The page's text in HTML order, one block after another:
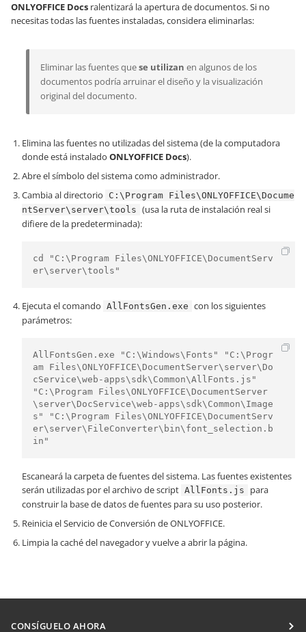
ONLYOFFICE Docs ralentizará la apertura de documentos. Si no
necesitas todas las fuentes instaladas, considera eliminarlas:
Eliminar las fuentes quese utilizan en algunos de los
documentos podría arruinar el diseño y la visualización
original del documento.
Elimina las fuentes no utilizadas del sistema (de la computadora
donde está instalado ONLYOFFICE Docs).
Abre el símbolo del sistema como administrador.
Cambia al directorio
C:\Program Files\ONLYOFFICE\Docume
ntServer\server\tools (usa la ruta de instalación real si
difiere de la predeterminada):
cd "C:\Program Files\ONLYOFFICE\DocumentServ
er\server\tools"
Ejecuta el comando AllFontsGen.exe con los siguientes
parámetros:
AllFontsGen.exe "C:\Windows\Fonts" "C:\Progr
am Files\ONLYOFFICE\DocumentServer\server\Do
cService\web-apps\sdk\Common\AllFonts.js"
"C:\Program Files\ONLYOFFICE\DocumentServer
\server\DocService\web-apps\sdk\Common\Image
s" "C:\Program Files\ONLYOFFICE\DocumentServ
er\server\FileConverter\bin\font_selection.b
in"
Escaneará la carpeta de fuentes del sistema. Las fuentes existentes
serán utilizadas por el archivo de script AllFonts.js
para
construir la base de datos de fuentes para su uso posterior.
Reinicia el Servicio de Conversión de ONLYOFFICE.
Limpia la caché del navegador y vuelve a abrir la página.
CONSÍGUELO AHORA